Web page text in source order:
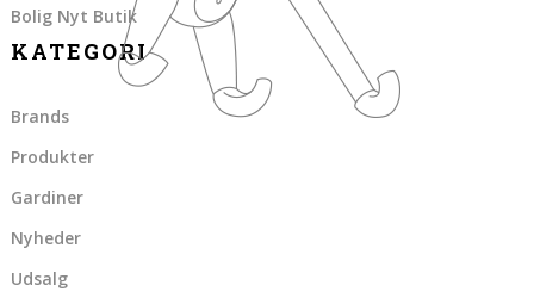
Bolig Nyt Butik
KATEGORI
Brands
Produkter
Gardiner
Nyheder
Udsalg